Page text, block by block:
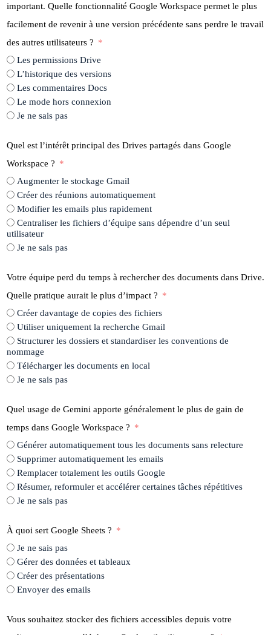
important. Quelle fonctionnalité Google Workspace permet le plus
facilement de revenir à une version précédente sans perdre le travail
des autres utilisateurs ?
Les permissions Drive
L’historique des versions
Les commentaires Docs
Le mode hors connexion
Je ne sais pas
Quel est l’intérêt principal des Drives partagés dans Google
Workspace ?
Augmenter le stockage Gmail
Créer des réunions automatiquement
Modifier les emails plus rapidement
Centraliser les fichiers d’équipe sans dépendre d’un seul
utilisateur
Je ne sais pas
Votre équipe perd du temps à rechercher des documents dans Drive.
Quelle pratique aurait le plus d’impact ?
Créer davantage de copies des fichiers
Utiliser uniquement la recherche Gmail
Structurer les dossiers et standardiser les conventions de
nommage
Télécharger les documents en local
Je ne sais pas
Quel usage de Gemini apporte généralement le plus de gain de
temps dans Google Workspace ?
Générer automatiquement tous les documents sans relecture
Supprimer automatiquement les emails
Remplacer totalement les outils Google
Résumer, reformuler et accélérer certaines tâches répétitives
Je ne sais pas
À quoi sert Google Sheets ?
Je ne sais pas
Gérer des données et tableaux
Créer des présentations
Envoyer des emails
Vous souhaitez stocker des fichiers accessibles depuis votre